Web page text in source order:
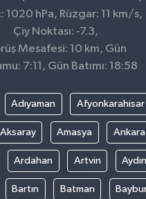
1020 hPa, Rüzgar: 11 km/s,
Çiy Noktası: -7.3,
Mesafesi: 10 km, Gün
7:11, Gün Batımı: 18:58
Adıyaman Afyonkarahisar
Aksaray Amasya Ankara
Ardahan Artvin Aydın
Bartın Batman